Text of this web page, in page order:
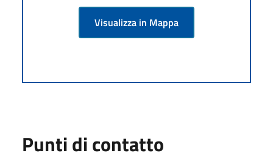
Visualizza in Mappa
Punti di contatto